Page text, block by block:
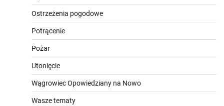
Ostrzeżenia pogodowe
Potrącenie
Pożar
Utonięcie
Wągrowiec Opowiedziany na Nowo
Wasze tematy